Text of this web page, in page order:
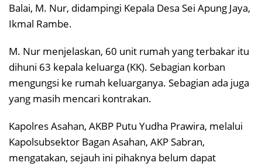
Balai, M. Nur, didampingi Kepala Desa Sei Apung Jaya,
Ikmal Rambe.
M. Nur menjelaskan, 60 unit rumah yang terbakar itu
dihuni 63 kepala keluarga (KK). Sebagian korban
mengungsi ke rumah keluarganya. Sebagian ada juga
yang masih mencari kontrakan.
Kapolres Asahan, AKBP Putu Yudha Prawira, melalui
Kapolsubsektor Bagan Asahan, AKP Sabran,
mengatakan, sejauh ini pihaknya belum dapat